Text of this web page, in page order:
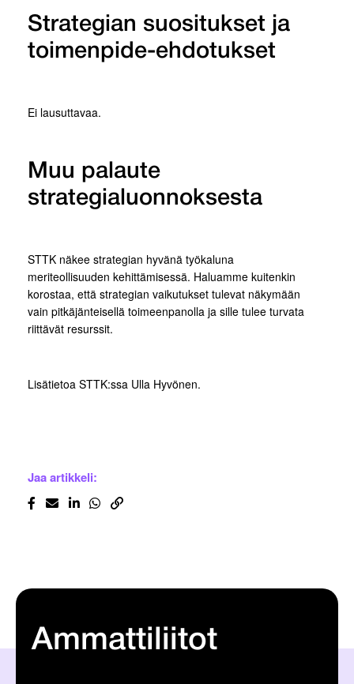
Strategian suositukset ja
toimenpide-ehdotukset
Ei lausuttavaa.
Muu palaute
strategialuonnoksesta
STTK näkee strategian hyvänä työkaluna
meriteollisuuden kehittämisessä. Haluamme kuitenkin
korostaa, että strategian vaikutukset tulevat näkymään
vain pitkäjänteisellä toimeenpanolla ja sille tulee turvata
riittävät resurssit.
Lisätietoa STTK:ssa Ulla Hyvönen.
Jaa artikkeli:
Ammattiliitot